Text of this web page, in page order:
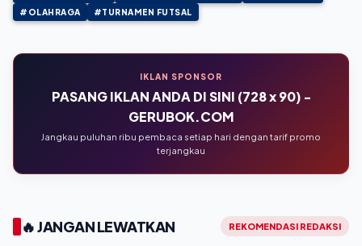
#OLAHRAGA
#TURNAMEN FUTSAL
IKLAN SPONSOR
PASANG IKLAN ANDA DI SINI (728 x 90) -
GERUBOK.COM
Jangkau puluhan ribu pembaca setiap hari dengan tarif promo
terjangkau
🔥 JANGAN LEWATKAN REKOMENDASI REDAKSI